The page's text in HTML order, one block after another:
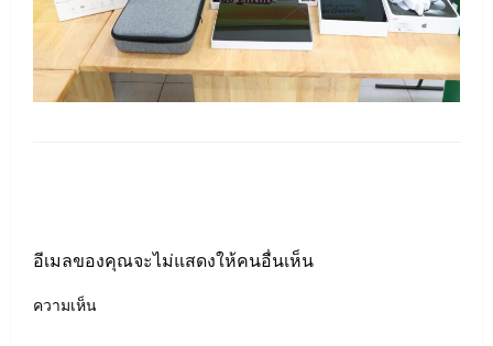
อีเมลของคุณจะไม่แสดงให้คนอื่นเห็น
ความเห็น